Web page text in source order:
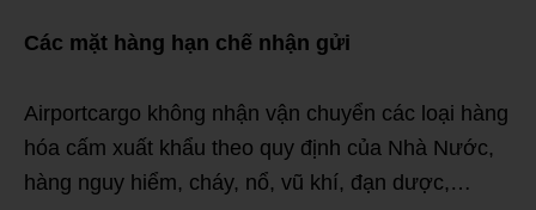
Các mặt hàng hạn chế nhận gửi
Airportcargo không nhận vận chuyển các loại hàng
hóa cấm xuất khẩu theo quy định của Nhà Nước,
hàng nguy hiểm, cháy, nổ, vũ khí, đạn dược,…